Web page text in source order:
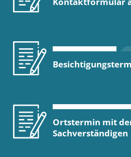
Ortstermin mit
Sachverständigen